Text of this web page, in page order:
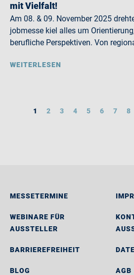
mit Vielfalt!
Am 08. & 09. November 2025
jobmesse kiel alles um
berufliche Perspektiven. Von
WEITERLESEN
1 2 3 4 5 6 7 8
MESSETERMINE
WEBINARE FÜR
AUSSTELLER
BARRIEREFREIHEIT
BLOG AGB